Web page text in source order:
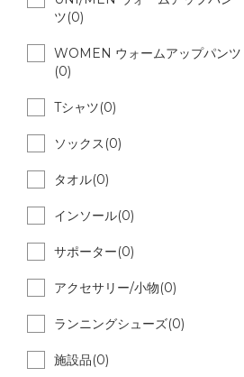
ツ(0)
WOMEN ウォームアップパンツ
(0)
Tシャツ(0)
ソックス(0)
タオル(0)
インソール(0)
サポーター(0)
アクセサリー/小物(0)
ランニングシューズ(0)
施設品(0)